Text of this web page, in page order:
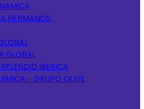
HERMANOS
GLOBAL
IBERICA
- GRUPO OLIVE